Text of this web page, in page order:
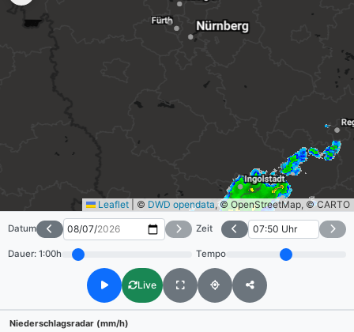
Leaflet © DWD opendata, © OpenStreetMap, © CARTO
Datum Zeit
Dauer: 1:00h Tempo
Live
Niederschlagsradar (mm/h)